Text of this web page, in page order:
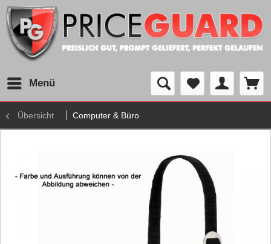
Menü
Übersicht Computer & Büro